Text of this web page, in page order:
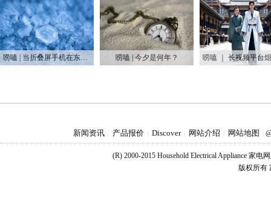
唠嗑 | 当折叠屏手机在东北“爆冷” 唠嗑 | 今夕是何年？
新闻资讯 产品报价 Discover 网站介绍 网站地图
(R) 2000-2015 Household Electrical Appliance 家电
版权所有